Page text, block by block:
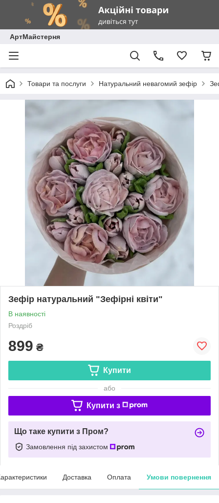
АртМайстерня
Товари та послуги Натуральний невагомий зефір
Зефір натуральний "Зефірні квіти"
В наявності
Роздріб
899 ₴
Купити
або
Купити з
Що таке купити з Пром?
Замовлення під захистом
Доставка Оплата Умови повернення